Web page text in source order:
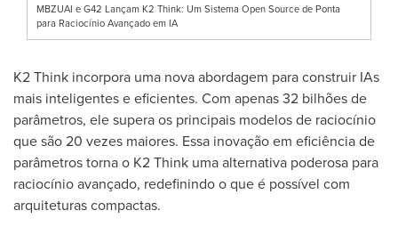
MBZUAI e G42 Lançam K2 Think: Um Sistema Open Source de Ponta
para Raciocínio Avançado em IA
K2 Think incorpora uma nova abordagem para construir IAs
mais inteligentes e eficientes. Com apenas 32 bilhões de
parâmetros, ele supera os principais modelos de raciocínio
que são 20 vezes maiores. Essa inovação em eficiência de
parâmetros torna o K2 Think uma alternativa poderosa para
raciocínio avançado, redefinindo o que é possível com
arquiteturas compactas.